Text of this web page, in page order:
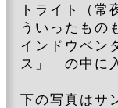
トライト（常
ういったも
インドウペ
ス」 の中に
下の写真はサ